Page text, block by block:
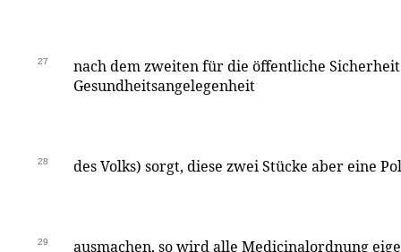
27
nach dem zweiten für die öffentliche
Gesundheitsangelegenheit
28 des Volks) sorgt, diese zwei Stücke aber eine
29
ausmachen, so wird alle Medicinalordnung